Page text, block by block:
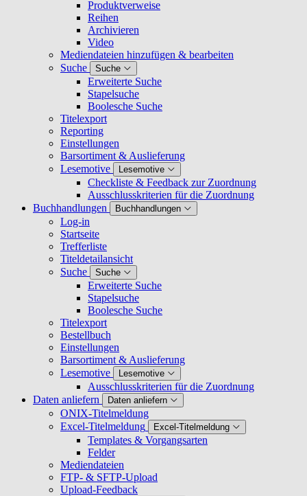
Produktverweise
Reihen
Archivieren
Video
Mediendateien hinzufügen & bearbeiten
Suche
Suche
Erweiterte Suche
Stapelsuche
Boolesche Suche
Titelexport
Reporting
Einstellungen
Barsortiment & Auslieferung
Lesemotive
Lesemotive
Checkliste & Feedback zur Zuordnung
Ausschlusskriterien für die Zuordnung
Buchhandlungen
Buchhandlungen
Log-in
Startseite
Trefferliste
Titeldetailansicht
Suche
Suche
Erweiterte Suche
Stapelsuche
Boolesche Suche
Titelexport
Bestellbuch
Einstellungen
Barsortiment & Auslieferung
Lesemotive
Lesemotive
Ausschlusskriterien für die Zuordnung
Daten anliefern
Daten anliefern
ONIX-Titelmeldung
Excel-Titelmeldung
Excel-Titelmeldung
Templates & Vorgangsarten
Felder
Mediendateien
FTP- & SFTP-Upload
Upload-Feedback